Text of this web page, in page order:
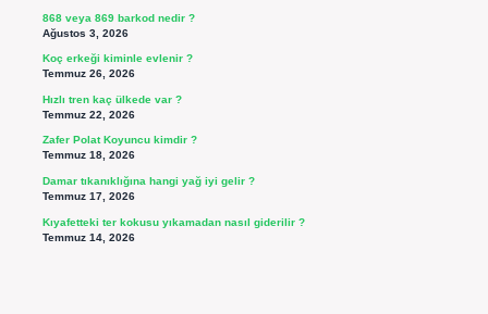
868 veya 869 barkod nedir ?
Ağustos 3, 2026
Koç erkeği kiminle evlenir ?
Temmuz 26, 2026
Hızlı tren kaç ülkede var ?
Temmuz 22, 2026
Zafer Polat Koyuncu kimdir ?
Temmuz 18, 2026
Damar tıkanıklığına hangi yağ iyi gelir ?
Temmuz 17, 2026
Kıyafetteki ter kokusu yıkamadan nasıl giderilir ?
Temmuz 14, 2026